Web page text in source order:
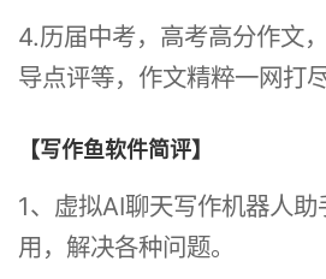
4.历届中考，高考高分作文
导点评等，作文精粹一网打尽
【写作鱼软件简评】
1、虚拟AI聊天写作机器人
用，解决各种问题。